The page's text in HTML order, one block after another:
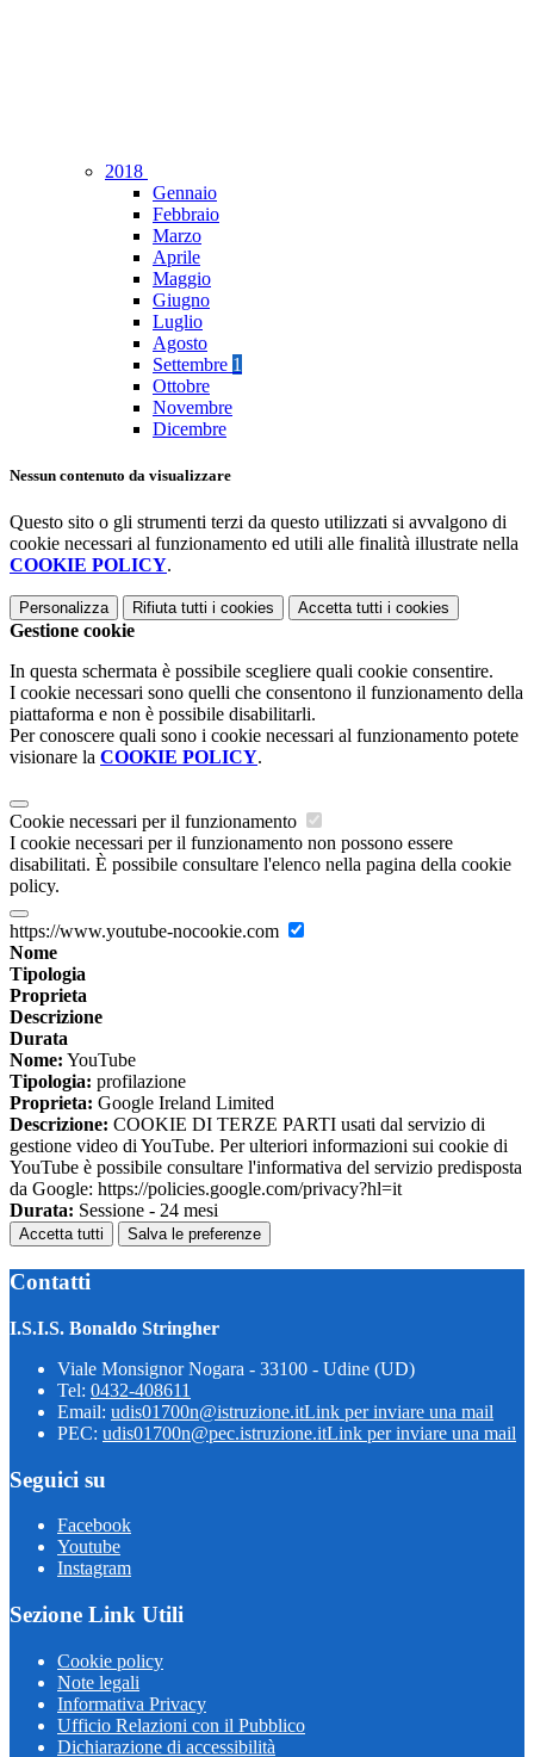
2018
Gennaio
Febbraio
Marzo
Aprile
Maggio
Giugno
Luglio
Agosto
Settembre 1
Ottobre
Novembre
Dicembre
Nessun contenuto da visualizzare
Questo sito o gli strumenti terzi da questo utilizzati si avvalgono di
cookie necessari al funzionamento ed utili alle finalità illustrate nella
COOKIE POLICY.
Personalizza Rifiuta tutti i cookies Accetta tutti i cookies
Gestione cookie
In questa schermata è possibile scegliere quali cookie consentire.
I cookie necessari sono quelli che consentono il funzionamento della
piattaforma e non è possibile disabilitarli.
Per conoscere quali sono i cookie necessari al funzionamento potete
visionare la COOKIE POLICY.
Cookie necessari per il funzionamento
I cookie necessari per il funzionamento non possono essere
disabilitati. È possibile consultare l'elenco nella pagina della cookie
policy.
https://www.youtube-nocookie.com
Nome
Tipologia
Proprieta
Descrizione
Durata
Nome: YouTube
Tipologia: profilazione
Proprieta: Google Ireland Limited
Descrizione: COOKIE DI TERZE PARTI usati dal servizio di
gestione video di YouTube. Per ulteriori informazioni sui cookie di
YouTube è possibile consultare l'informativa del servizio predisposta
da Google: https://policies.google.com/privacy?hl=it
Durata: Sessione - 24 mesi
Accetta tutti Salva le preferenze
Contatti
I.S.I.S. Bonaldo Stringher
Viale Monsignor Nogara - 33100 - Udine (UD)
Tel: 0432-408611
Email: udis01700n@istruzione.itLink per inviare una mail
PEC: udis01700n@pec.istruzione.itLink per inviare una mail
Seguici su
Facebook
Youtube
Instagram
Sezione Link Utili
Cookie policy
Note legali
Informativa Privacy
Ufficio Relazioni con il Pubblico
Dichiarazione di accessibilità